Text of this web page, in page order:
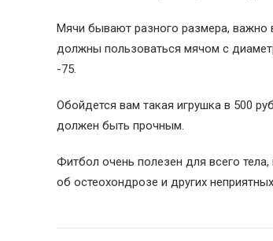
Мячи бывают разного размера,
должны пользоваться мячом с
-75.
Обойдется вам такая игрушка в 500
должен быть прочным.
Фитбол очень полезен для всего
об остеохондрозе и других